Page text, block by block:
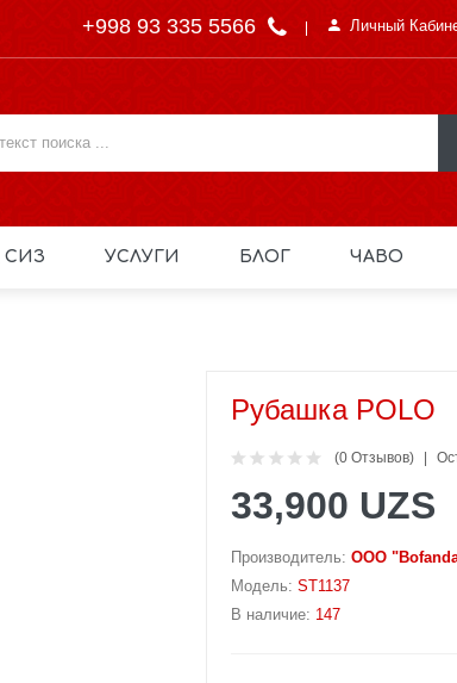
+998 93 335 5566 Личный
СИЗ УСЛУГИ БЛОГ ЧАВО
Рубашка POLO
(0 Отзывов)
33,900 UZS
Производитель: OOO
Модель: ST1137
В наличие: 147